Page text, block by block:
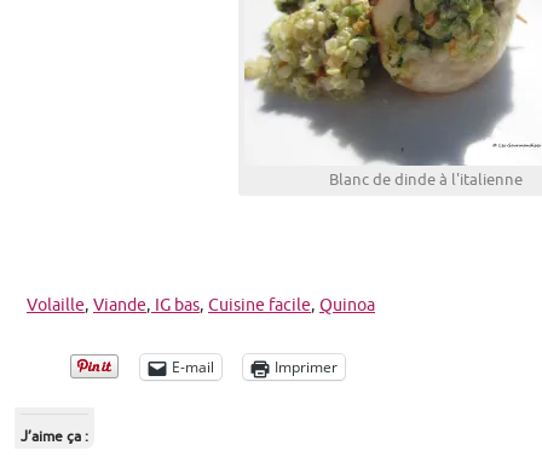
Blanc de dinde à l'italienne
Volaille, Viande, IG bas, Cuisine facile, Quinoa
E-mail Imprimer
J’aime ça :